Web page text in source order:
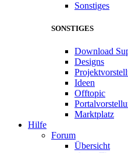
Sonstiges
SONSTIGES
Download
Designs
Ideen
Offtopic
Marktplatz
Hilfe
Forum
Übersicht